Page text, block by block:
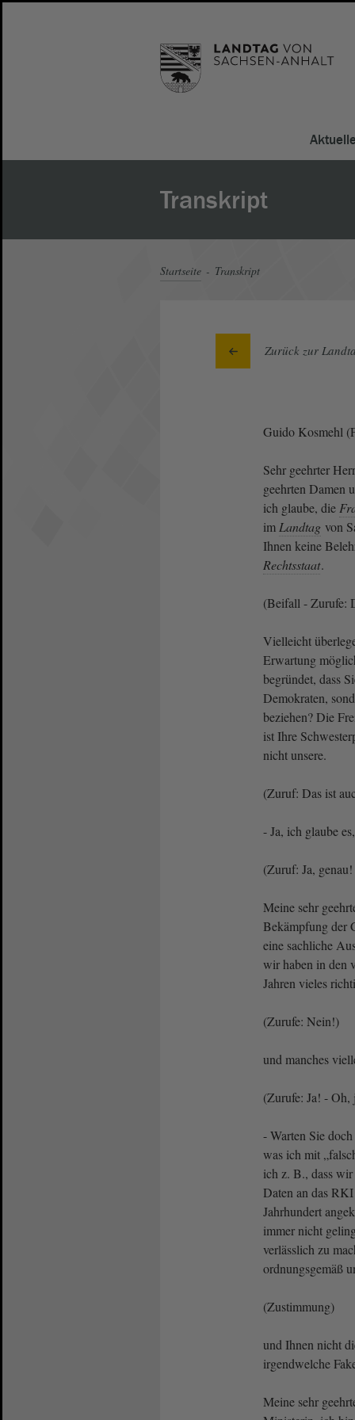
Transkript
Startseite Transkript
Zurück zur
Guido Kosmehl
Sehr geehrter
geehrten Damen
ich glaube, die
im Landtag von
Ihnen keine
Rechtsstaat.
(Beifall - Zurufe:
Vielleicht
Erwartung
begründet, dass
Demokraten,
beziehen? Die
ist Ihre
nicht unsere.
(Zuruf: Das ist
- Ja, ich glaube
(Zuruf: Ja,
Meine sehr
Bekämpfung der
eine sachliche
wir haben in den
Jahren vieles
(Zurufe: Nein!)
und manches
(Zurufe: Ja! - Oh,
- Warten Sie
was ich mit
ich z. B., dass
Daten an das
Jahrhundert
immer nicht
verlässlich zu
ordnungsgemäß
(Zustimmung)
und Ihnen nicht
irgendwelche
Meine sehr